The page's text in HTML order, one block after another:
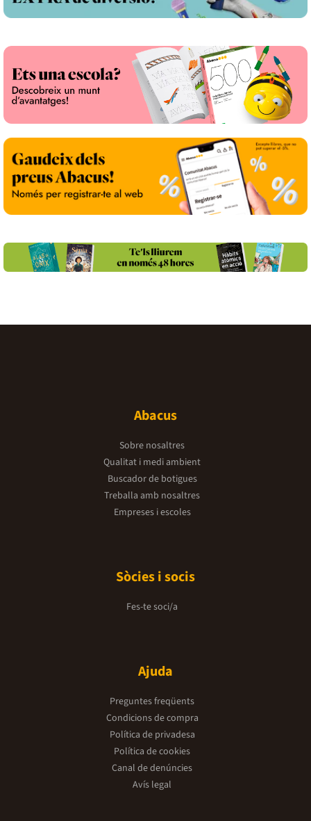
Abacus
Sobre nosaltres
Qualitat i medi ambient
Buscador de botigues
Treballa amb nosaltres
Empreses i escoles
Sòcies i socis
Fes-te soci/a
Ajuda
Preguntes freqüents
Condicions de compra
Política de privadesa
Política de cookies
Canal de denúncies
Avís legal